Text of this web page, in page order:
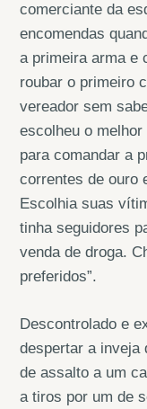
comerciante da
encomendas
a primeira arma e
roubar o primeiro
vereador sem
escolheu o
para comandar a
correntes de ouro
Escolhia suas
tinha seguidores
venda de droga.
preferidos”.
Descontrolado e
despertar a inveja
de assalto a um
a tiros por um de